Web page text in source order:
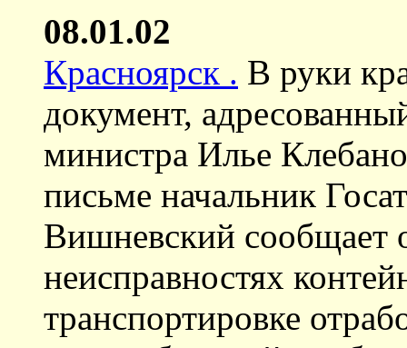
08.01.02
Красноярск . В руки
документ,
министра Илье
письме начальник
Вишневский сообщает
неисправностях
транспортировке